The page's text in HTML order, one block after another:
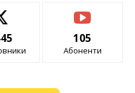
105
Абоненти